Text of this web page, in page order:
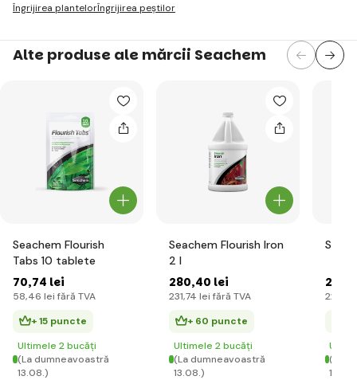
Îngrijirea plantelorÎngrijirea peștilor
Alte produse ale mărcii Seachem
Seachem Flourish
Tabs 10 tablete
70,74 lei
58,46 lei fără TVA
+ 15 puncte
Ultimele 2 bucăți
(La dumneavoastră
13.08.)
Seachem Flourish Iron
2 l
280,40 lei
231,74 lei fără TVA
+ 60 puncte
Ultimele 2 bucăți
(La dumneavoastră
13.08.)
268
221
(La